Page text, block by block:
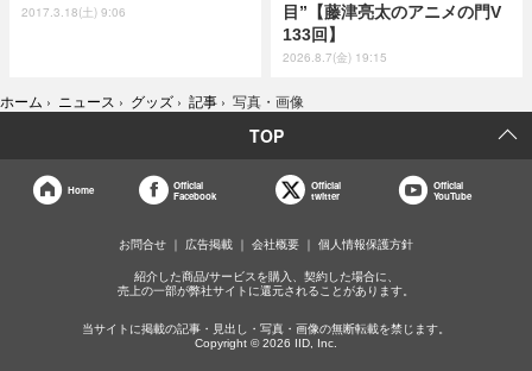
2017.3.18(土) 9:06
目”【藤津亮太のアニメの門V
133回】
2026.8.7(金) 19:15
ホーム › ニュース › グッズ › 記事 › 写真・画像
TOP
Home
Official
Facebook
Official
twitter
Official
YouTube
お問合せ 広告掲載 会社概要 個人情報保護方針
紹介した商品/サービスを購入、契約した場合に、
売上の一部が弊社サイトに還元されることがあります。
当サイトに掲載の記事・見出し・写真・画像の無断転載を禁じます。
Copyright © 2026 IID, Inc.